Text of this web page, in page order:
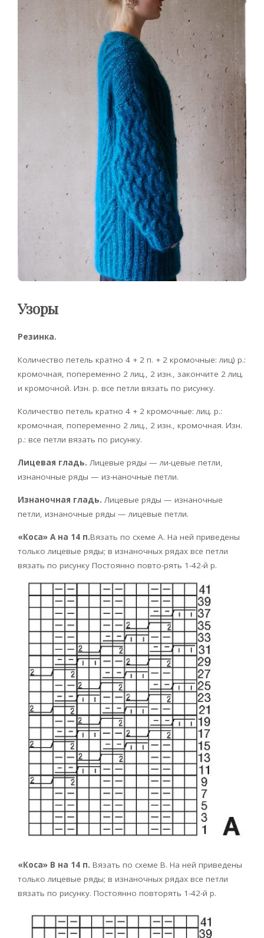
Узоры
Резинка.
Количество петель кратно 4 + 2 п. + 2 кромочные: лиц) р.:
кромочная, попеременно 2 лиц., 2 изн., закончите 2 лиц.
и кромочной. Изн. р. все петли вязать по рисунку.
Количество петель кратно 4 + 2 кромочные: лиц. р.:
кромочная, попеременно 2 лиц., 2 изн., кромочная. Изн.
р.: все петли вязать по рисунку.
Лицевая гладь. Лицевые ряды — ли-цевые петли,
изнаночные ряды — из-наночные петли.
Изнаночная гладь. Лицевые ряды — изнаночные
петли, изнаночные ряды — лицевые петли.
«Коса» А на 14 п.Вязать по схеме А. На ней приведены
только лицевые ряды; в изнаночных рядах все петли
вязать по рисунку Постоянно повто-рять 1-42-й р.
«Коса» В на 14 п. Вязать по схеме В. На ней приведены
только лицевые ряды; в изнаночных рядах все петли
вязать по рисунку. Постоянно повторять 1-42-й р.